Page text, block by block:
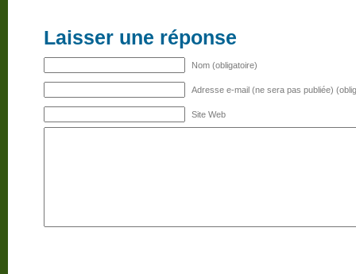
Laisser une réponse
Nom (obligatoire)
Adresse e-mail (ne sera pas publiée)
Site Web